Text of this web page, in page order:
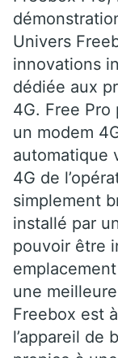
Univers
innovations
dédiée aux
4G. Free
un modem
automatique
4G de
simplement
installé par
pouvoir être
une
Freebox est
l’appareil de